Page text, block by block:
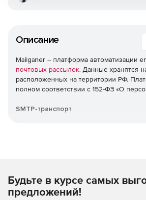
Описание
Mailganer – платформа автоматизации
почтовых рассылок. Данные хранятся
расположенных на территории РФ.
полном соответствии с 152-ФЗ «О
SMTP-транспорт
Увеличение CTR до нужного результата.
настройка основных триггеров:
Будьте в курсе самых
предложений!